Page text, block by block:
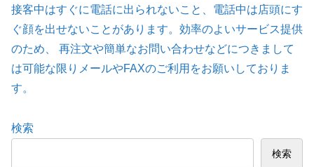
接客中はすぐに電話に出られないこと、電話中は店頭にす
ぐ顔を出せないことがあります。効率のよいサービス提供
のため、 再注文や簡単なお問い合わせなどにつきまして
は可能な限りメールやFAXのご利用をお願いしておりま
す。
検索
検索